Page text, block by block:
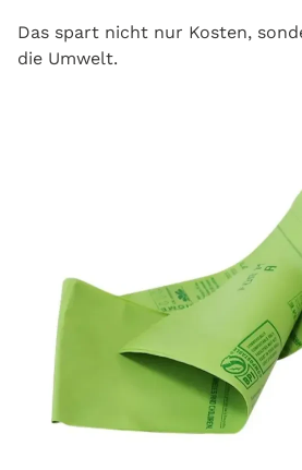
Das spart nicht nur Kosten,
die Umwelt.